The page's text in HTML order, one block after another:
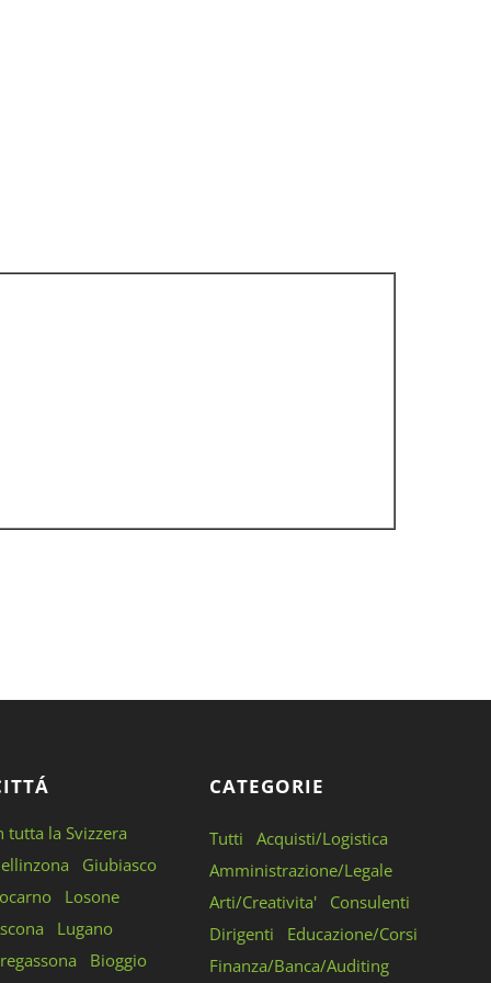
tutta la Svizzera
Giubiasco
Losone
Lugano
Bioggio
CATEGORIE
Tutti
Acquisti/Logistica
Amministrazione/Legale
Arti/Creativita'
Consulenti
Dirigenti
Educazione/Corsi
Finanza/Banca/Auditing